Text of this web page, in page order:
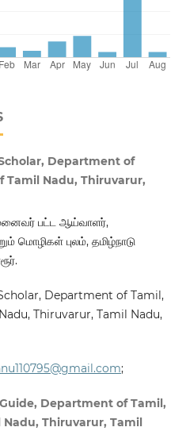
Department of
Tamil Nadu, Thiruvarur,
பட்ட ஆய்வாளர்,
மொழிகள் புலம், தமிழ்நாடு
Department of Tamil,
Thiruvarur, Tamil Nadu,
;
Department of Tamil,
Thiruvarur, Tamil